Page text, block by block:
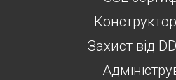
Захист від